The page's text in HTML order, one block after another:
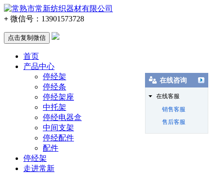
+ 微信号： 13901573728
点击复制微信
首页
产品中心
停经架
停经条
停经架座
中托架
停经电器盒
中间支架
停经配件
配件
停经架
走进常新
在线咨询
在线客服
销售客服
售后客服